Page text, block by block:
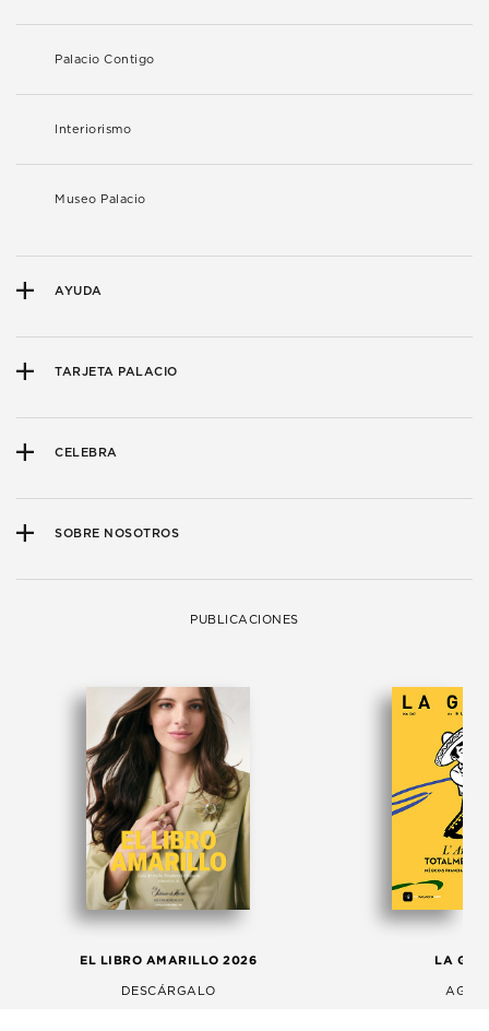
Palacio Contigo
Interiorismo
Museo Palacio
AYUDA
TARJETA PALACIO
CELEBRA
SOBRE NOSOTROS
PUBLICACIONES
EL LIBRO AMARILLO 2026
DESCÁRGALO
LA